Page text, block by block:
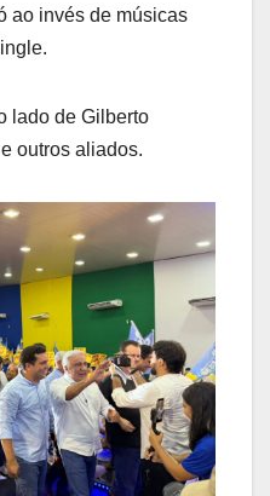
ao invés de músicas
lado de Gilberto
outros aliados.